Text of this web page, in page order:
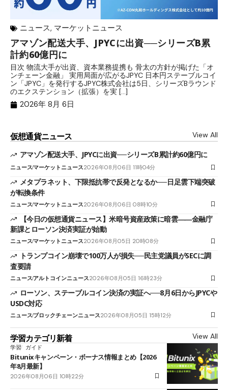
ニュース, マーケットニュース
アマゾン配送大手、JPYCに出資──シリーズB累
計約60億円に
目次 物流大手が出資、資本業務提携も 骨太の方針が掲げた「オ
ンチェーン金融」 実用局面が広がるJPYC 日本円ステーブルコイ
ン「JPYC」を発行するJPYC株式会社は5日、シリーズBラウンド
のエクステンション（拡張）を実 […]
2026年 8月 6日
仮想通貨ニュース View All
アマゾン配送大手、JPYCに出資──シリーズB累計約60億円に
ニュースマーケットニュース2026年08月06日 11時04分
メタプラネット、下限抵抗帯で反発となるか──日足雲下端突破
が転換条件
ニュースマーケットニュース2026年08月06日 08時10分
【今日の仮想通貨ニュース】米暗号資産政策に暗雲――金融庁
新課とローソン決済実証が始動
ニュースマーケットニュース2026年08月05日 20時08分
トランプコイン崩壊で100万人が損失──民主党議員がSECに調
査要請
ニュースアルトコインニュース2026年08月05日 16時23分
ローソン、ステーブルコイン決済の実証へ──8月6日からJPYCや
USDC対応
ニュースブロックチェーンニュース2026年08月05日 15時12分
学習カテゴリ新着 View All
学習 ガイド
Bitunixキャンペーン・ボーナス情報まとめ【2026
年8月最新】
2026年08月06日 10時22分